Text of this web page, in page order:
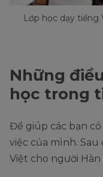
Lớp học dạy tiếng
Những
học trong
Để giúp các bạn
việc của mình.
Việt cho người